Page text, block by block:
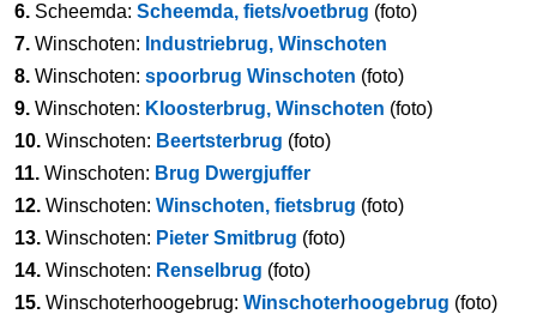
6. Scheemda: Scheemda, fiets/voetbrug (foto)
7. Winschoten: Industriebrug, Winschoten
8. Winschoten: spoorbrug Winschoten (foto)
9. Winschoten: Kloosterbrug, Winschoten (foto)
10. Winschoten: Beertsterbrug (foto)
11. Winschoten: Brug Dwergjuffer
12. Winschoten: Winschoten, fietsbrug (foto)
13. Winschoten: Pieter Smitbrug (foto)
14. Winschoten: Renselbrug (foto)
15. Winschoterhoogebrug: Winschoterhoogebrug (foto)